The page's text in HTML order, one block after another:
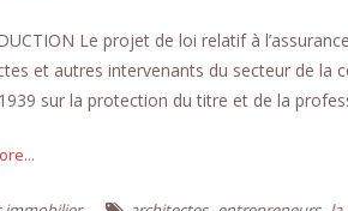
Le projet de loi relatif à
et autres intervenants du secteur de
sur la protection du titre et de la